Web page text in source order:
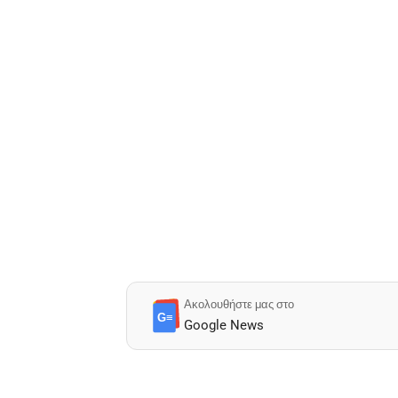
G≡
Ακολουθήστε μας στο
Google News